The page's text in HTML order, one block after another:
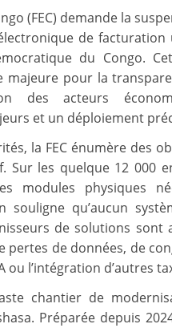
(FEC) demande la
de
du Congo.
majeure pour la
des acteurs
et un déploiement
la FEC énumère des
Sur les quelque 12 000
modules physiques
qu’aucun
de solutions sont
pertes de données, de
ou l’intégration d’autres
chantier de
Préparée depuis